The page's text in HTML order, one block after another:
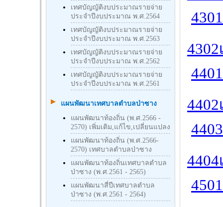
เทศบัญญัติงบประมาณรายจ่าย
ประจำปีงบประมาณ พ.ศ.2564
เทศบัญญัติงบประมาณรายจ่าย
ประจำปีงบประมาณ พ.ศ.2563
เทศบัญญัติงบประมาณรายจ่าย
ประจำปีงบประมาณ พ.ศ.2562
เทศบัญญัติงบประมาณรายจ่าย
ประจำปีงบประมาณ พ.ศ.2561
แผนพัฒนาเทศบาลตำบลป่าซาง
แผนพัฒนาท้องถิ่น (พ.ศ.2566 -
2570) เพิ่มเติม,แก้ไข,เปลี่ยนแปลง
แผนพัฒนาท้องถิ่น (พ.ศ.2566-
2570) เทศบาลตำบลป่าซาง
แผนพัฒนาท้องถิ่นเทศบาลตำบล
ป่าซาง (พ.ศ.2561 - 2565)
แผนพัฒนาสี่ปีเทศบาลตำบล
ป่าซาง (พ.ศ.2561 - 2564)